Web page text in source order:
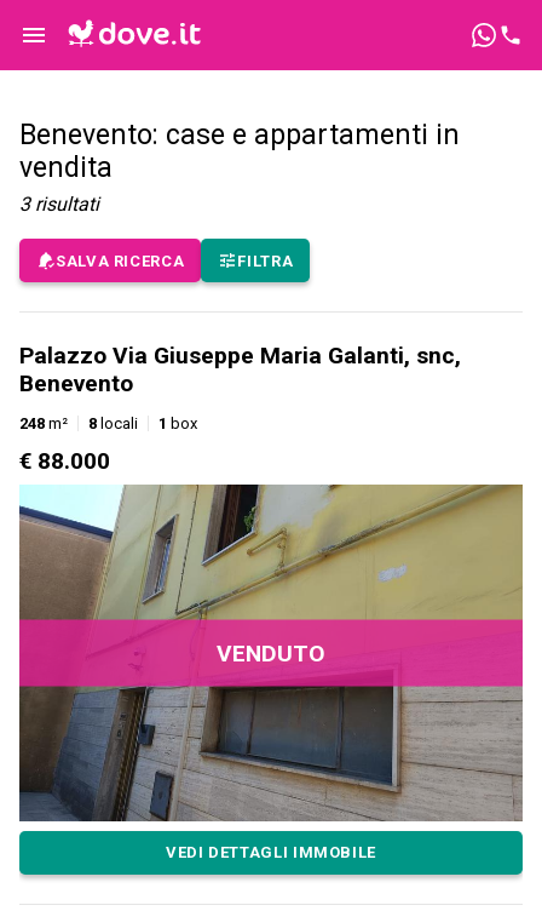
Benevento: case e appartamenti in
vendita
3 risultati
SALVA RICERCA FILTRA
Palazzo Via Giuseppe Maria Galanti, snc,
Benevento
248 m² 8 locali 1 box
€ 88.000
VENDUTO
VEDI DETTAGLI IMMOBILE